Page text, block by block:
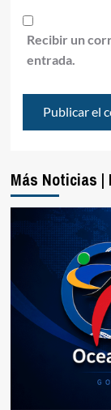
Recibir un
entrada.
Más Noticias |